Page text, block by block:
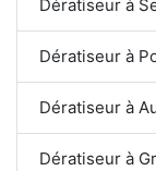
Dératiseur à
Dératiseur à
Dératiseur à
Dératiseur à